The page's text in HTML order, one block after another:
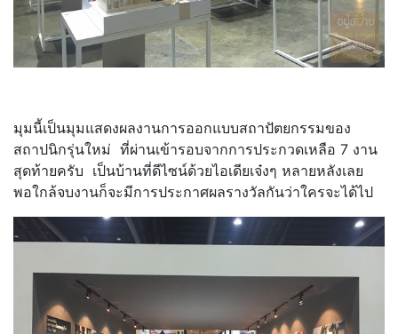
มุมนี้เป็นมุมแสดงผลงานการออกแบบสถาปัตยกรรมของ
สถาปนิกรุ่นใหม่ ที่ผ่านเข้ารอบจากการประกวดเหลือ 7 งาน
สุดท้ายครับ เป็นบ้านที่ดีไซน์ด้วยไอเดียเจ๋งๆ หลายหลังเลย
พอใกล้จบงานก็จะมีการประกาศผลรางวัลกันว่าใครจะได้ไป